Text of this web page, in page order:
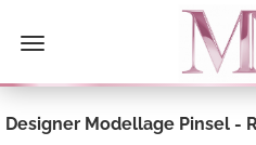
Designer Modellage Pinsel -